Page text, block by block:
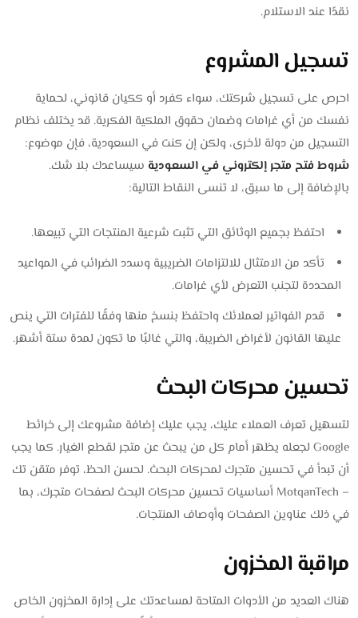
نقدًا عند الاستلام.
تسجيل المشروع
احرص على تسجيل شركتك، سواء كفرد أو ككيان قانوني، لحماية
نفسك من أي غرامات وضمان حقوق الملكية الفكرية. قد يختلف نظام
التسجيل من دولة لأخرى، ولكن إن كنت في السعودية، فإن موضوع:
شروط فتح متجر إلكتروني في السعودية سيساعدك بلا شك.
بالإضافة إلى ما سبق، لا تنسى النقاط التالية:
احتفظ بجميع الوثائق التي تثبت شرعية المنتجات التي تبيعها.
تأكد من الامتثال للالتزامات الضريبية وسدد الضرائب في المواعيد
المحددة لتجنب التعرض لأي غرامات.
قدم الفواتير لعملائك واحتفظ بنسخ منها وفقًا للفترات التي ينص
عليها القانون لأغراض الضريبة، والتي غالبًا ما تكون لمدة ستة أشهر.
تحسين محركات البحث
لتسهيل تعرف العملاء عليك، يجب عليك إضافة مشروعك إلى خرائط
Google لجعله يظهر أمام كل من يبحث عن متجر لقطع الغيار. كما يجب
أن تبدأ في تحسين متجرك لمحركات البحث. لحسن الحظ، توفر متقن تك
– MotqanTech أساسيات تحسين محركات البحث لصفحات متجرك، بما
في ذلك عناوين الصفحات وأوصاف المنتجات.
مراقبة المخزون
هناك العديد من الأدوات المتاحة لمساعدتك على إدارة المخزون الخاص